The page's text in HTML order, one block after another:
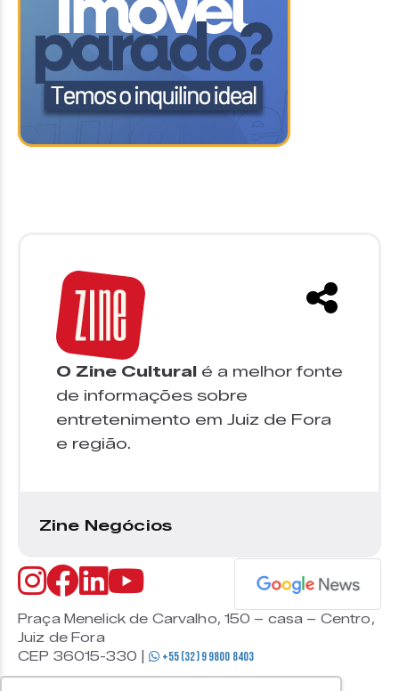
O Zine Cultural é a melhor fonte
de informações sobre
entretenimento em Juiz de Fora
e região.
Zine Negócios
Praça Menelick de Carvalho, 150 – casa – Centro,
Juiz de Fora
CEP 36015-330 |
+55 (32) 9 9800 8403